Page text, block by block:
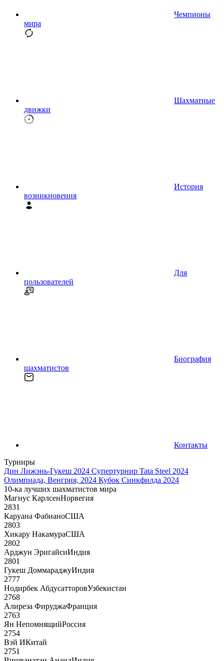
Чемпионы
мира
Шахматные
движки
История
возникновения
Для
пользователей
Биография
шахматистов
Контакты
Турниры
Дин Лижэнь-Гукеш 2024 Супертурнир Tata Steel 2024
Олимпиада, Венгрия, 2024 Кубок Синкфилда 2024
10-ка лучших шахматистов мира
Магнус КарлсенНорвегия
2831
Каруана ФабианоСША
2803
Хикару НакамураСША
2802
Арджун ЭригайсиИндия
2801
Гукеш ДоммараджуИндия
2777
Нодирбек АбдусатторовУзбекистан
2768
Алиреза ФируджаФранция
2763
Ян НепомнящийРоссия
2754
Вэй ИКитай
2751